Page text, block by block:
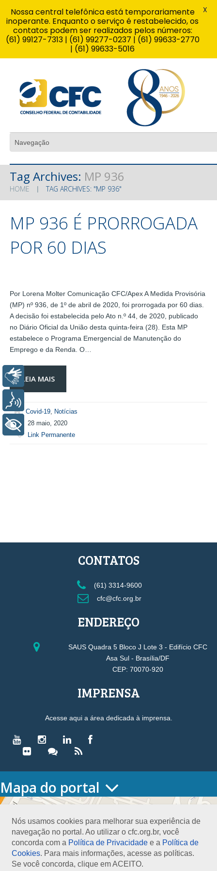
Tag Archives: MP 936
HOME TAG ARCHIVES: "MP 936"
MP 936 É PRORROGADA
POR 60 DIAS
Por Lorena Molter Comunicação CFC/Apex A Medida Provisória
(MP) nº 936, de 1º de abril de 2020, foi prorrogada por 60 dias.
A decisão foi estabelecida pelo Ato n.º 44, de 2020, publicado
no Diário Oficial da União desta quinta-feira (28). Esta MP
estabelece o Programa Emergencial de Manutenção do
Emprego e da Renda. O…
LEIA MAIS
Covid-19, Notícias
28 maio, 2020
Link Permanente
Nós usamos cookies para melhorar sua experiência de
navegação no portal. Ao utilizar o cfc.org.br, você
concorda com a Política de Privacidade e a Política de
Cookies. Para mais informações, acesse as políticas.
Se você concorda, clique em ACEITO.
CONTATOS
(61) 3314-9600
cfc@cfc.org.br
ENDEREÇO
SAUS Quadra 5 Bloco J Lote 3 - Edifício CFC
Asa Sul - Brasília/DF
CEP: 70070-920
IMPRENSA
Acesse aqui a área dedicada à imprensa.
Mapa do portal
HOME
Conselho Diretor
Nossa Sede
Planejamento
Organograma
Medalha João Lyra
Nossa central telefônica está temporariamente
inoperante. Enquanto o serviço é restabelecido, os
contatos podem ser realizados pelos números:
(61) 99127-7313 | (61) 99277-0237 | (61) 99633-2770
| (61) 99633-5016
X
Libras
+ Acessibilidade